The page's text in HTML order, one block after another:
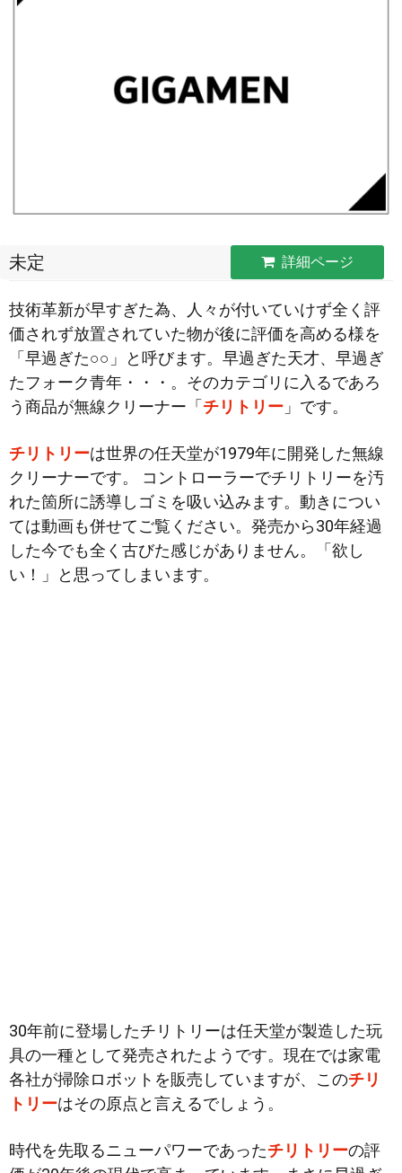
未定 詳細ページ
技術革新が早すぎた為、人々が付いていけず全く評
価されず放置されていた物が後に評価を高める様を
「早過ぎた○○」と呼びます。早過ぎた天才、早過ぎ
たフォーク青年・・・。そのカテゴリに入るであろ
う商品が無線クリーナー「チリトリー 」です。
チリトリーは世界の任天堂が1979年に開発した無線
クリーナーです。 コントローラーでチリトリーを汚
れた箇所に誘導しゴミを吸い込みます。動きについ
ては動画も併せてご覧ください。発売から30年経過
した今でも全く古びた感じがありません。「欲し
い！」と思ってしまいます。
30年前に登場したチリトリーは任天堂が製造した玩
具の一種として発売されたようです。現在では家電
各社が掃除ロボットを販売していますが、このチリ
トリーはその原点と言えるでしょう。
時代を先取るニューパワーであったチリトリーの評